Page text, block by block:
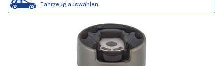
Fahrzeug auswählen